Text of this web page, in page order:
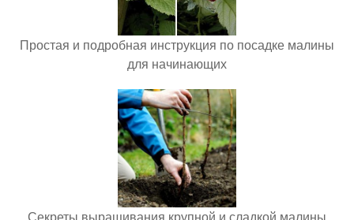
Простая и подробная инструкция по посадке малины
для начинающих
Секреты выращивания крупной и сладкой малины